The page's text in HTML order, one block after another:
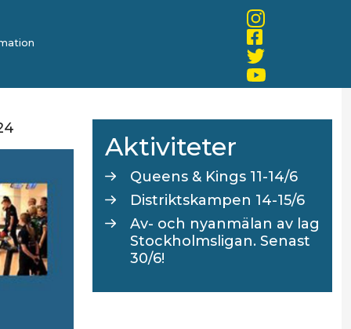
Aktiviteter
Queens & Kings 11-14/6
Distriktskampen 14-15/6
Av- och nyanmälan av lag
Stockholmsligan. Senast
30/6!